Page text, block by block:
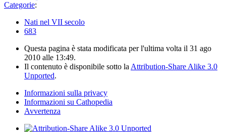
Categorie:
Nati nel VII secolo
683
Questa pagina è stata modificata per l'ultima volta il 31 ago
2010 alle 13:49.
Il contenuto è disponibile sotto laAttribution-Share Alike 3.0
Unported.
Informazioni sulla privacy
Informazioni su Cathopedia
Avvertenza